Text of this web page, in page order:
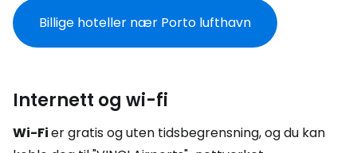
Billige hoteller nær Porto lufthavn
Internett og wi-fi
Wi-Fier gratis og uten tidsbegrensning, og du kan